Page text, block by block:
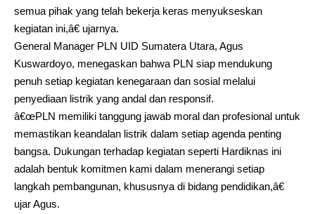
semua pihak yang telah bekerja keras menyukseskan
kegiatan ini,â€ ujarnya.
General Manager PLN UID Sumatera Utara, Agus
Kuswardoyo, menegaskan bahwa PLN siap mendukung
penuh setiap kegiatan kenegaraan dan sosial melalui
penyediaan listrik yang andal dan responsif.
â€œPLN memiliki tanggung jawab moral dan profesional untuk
memastikan keandalan listrik dalam setiap agenda penting
bangsa. Dukungan terhadap kegiatan seperti Hardiknas ini
adalah bentuk komitmen kami dalam menerangi setiap
langkah pembangunan, khususnya di bidang pendidikan,â€
ujar Agus.